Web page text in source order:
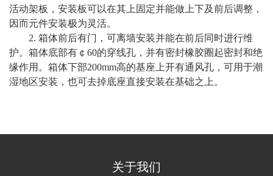
活动架板，安装板可以在其上固定并能做上下及前后调整，
因而元件安装极为灵活。
2. 箱体前后有门，可离墙安装并能在前后同时进行维
护。箱体底部有￠60的穿线孔，并有密封橡胶圈起密封和绝
缘作用。箱体下部200mm高的基座上开有通风孔，可用于潮
湿地区安装，也可去掉底座直接安装在基础之上。
关于我们